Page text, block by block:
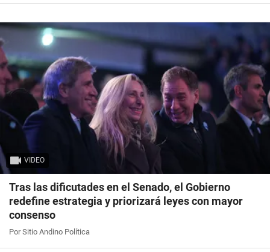
VIDEO
Tras las dificutades en el Senado, el Gobierno
redefine estrategia y priorizará leyes con mayor
consenso
Por Sitio Andino Política